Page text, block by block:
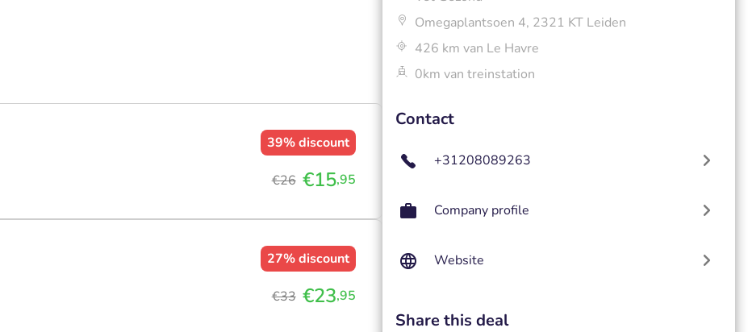
39%discount
€26 €15,95
27%discount
€33 €23,95
Omegaplantsoen 4, 2321 KT Leiden
426 km van Le Havre
0km van treinstation
Contact
+31208089263
Company profile
Website
Share this deal